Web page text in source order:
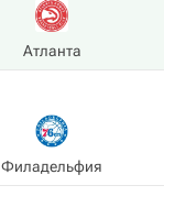
Атланта
Филадельфия